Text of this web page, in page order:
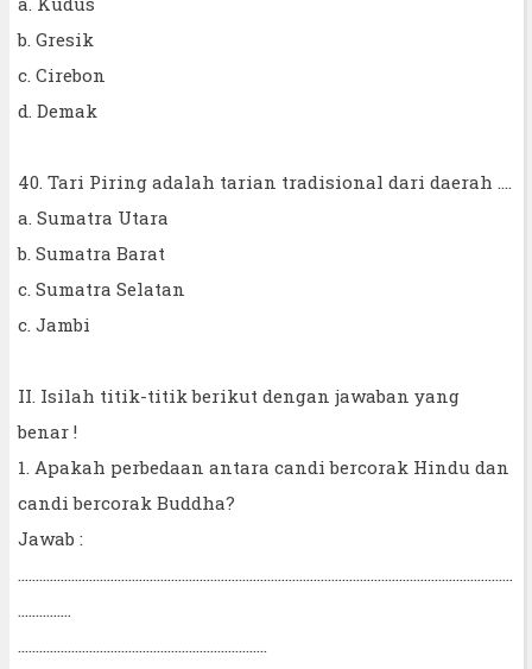
b. Gresik
c. Cirebon
d. Demak
40. Tari Piring adalah tarian tradisional dari daerah ....
a. Sumatra Utara
b. Sumatra Barat
c. Sumatra Selatan
c. Jambi
II. Isilah titik-titik berikut dengan jawaban yang
benar !
1. Apakah perbedaan antara candi bercorak Hindu dan
candi bercorak Buddha?
Jawab :